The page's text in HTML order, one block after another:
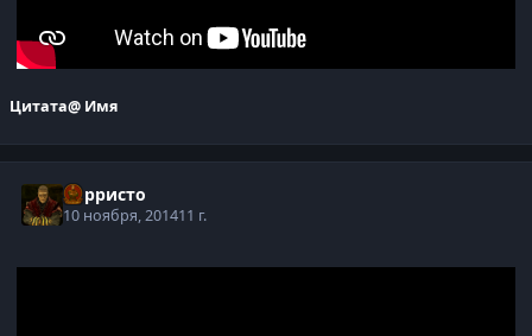
Цитата@ Имя
Корристо
10 ноября, 201411 г.